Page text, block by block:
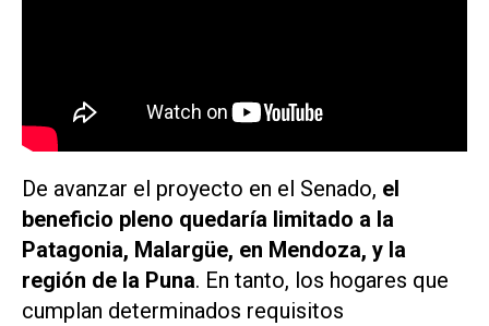
De avanzar el proyecto en el Senado, el
beneficio pleno quedaría limitado a la
Patagonia, Malargüe, en Mendoza, y la
región de la Puna. En tanto, los hogares que
cumplan determinados requisitos